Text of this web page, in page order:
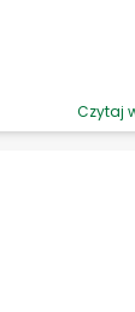
Czytaj